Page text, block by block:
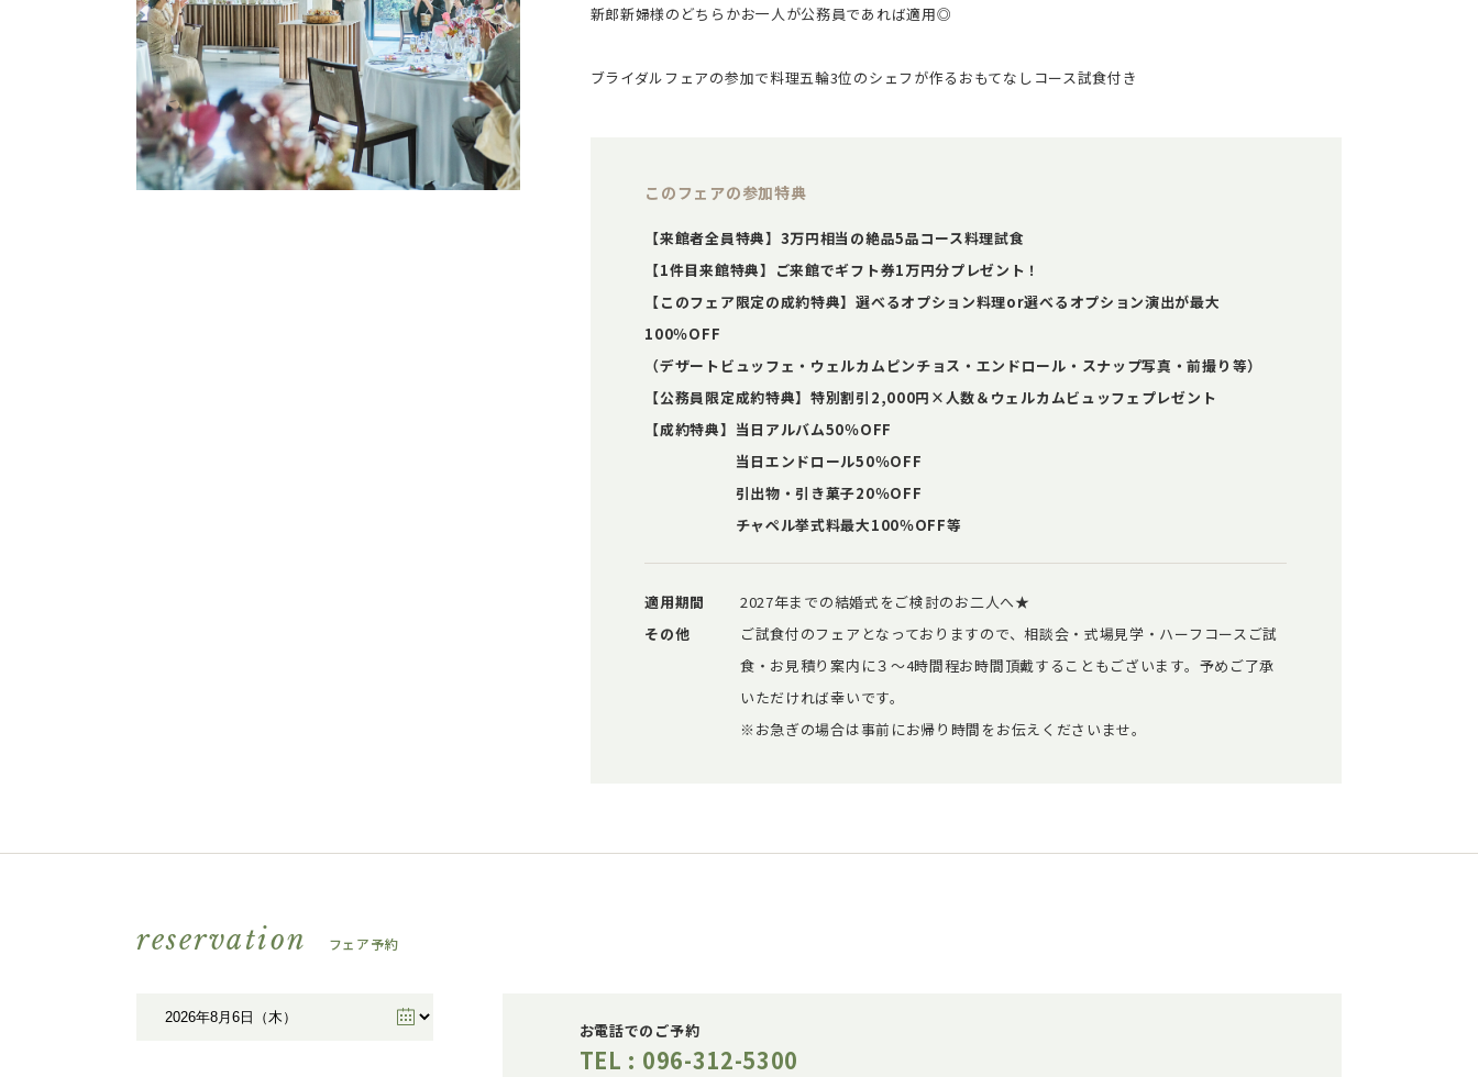
新郎新婦様のどちらかお一人が公務員であれば適用◎
ブライダルフェアの参加で料理五輪3位のシェフが作るおもてなしコース試食付き
このフェアの参加特典
【来館者全員特典】3万円相当の絶品5品コース料理試食
【1件目来館特典】ご来館でギフト券1万円分プレゼント！
【このフェア限定の成約特典】選べるオプション料理or選べるオプション演出が最大
100％OFF
（デザートビュッフェ・ウェルカムピンチョス・エンドロール・スナップ写真・前撮り等）
【公務員限定成約特典】特別割引2,000円×人数＆ウェルカムビュッフェプレゼント
【成約特典】当日アルバム50％OFF
当日エンドロール50％OFF
引出物・引き菓子20％OFF
チャペル挙式料最大100％OFF等
適用期間
2027年までの結婚式をご検討のお二人へ★
その他
ご試食付のフェアとなっておりますので、相談会・式場見学・ハーフコースご試
食・お見積り案内に３～4時間程お時間頂戴することもございます。予めご了承
いただければ幸いです。
※お急ぎの場合は事前にお帰り時間をお伝えくださいませ。
reservation フェア予約
お電話でのご予約
TEL : 096-312-5300